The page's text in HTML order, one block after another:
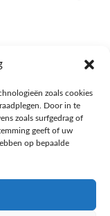
zoals cookies
Door in te
zoals surfgedrag of
geeft of uw
op bepaalde
Heijn, verrijk je
dieet, en deel jouw
gemeenschap!